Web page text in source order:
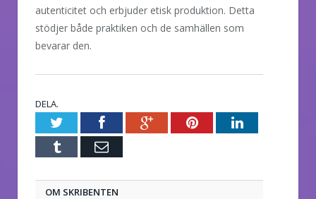
autenticitet och erbjuder etisk produktion. Detta
stödjer både praktiken och de samhällen som
bevarar den.
DELA.
TwitterFacebookGoogle+PinterestLinkedIn
Tumblr E-
OM SKRIBENTEN